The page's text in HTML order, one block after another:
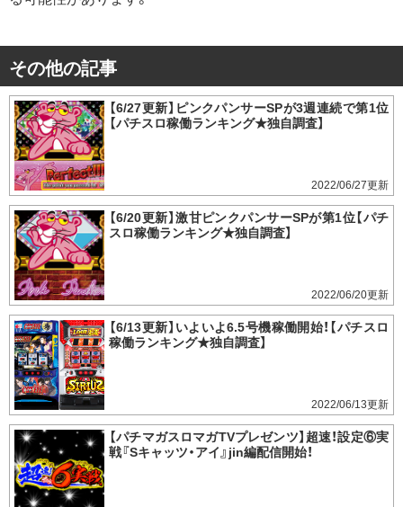
その他の記事
【6/27更新】ピンクパンサーSPが3週連続で第1位
【パチスロ稼働ランキング★独自調査】
2022/06/27
【6/20更新】激甘ピンクパンサーSPが第1位【パチ
スロ稼働ランキング★独自調査】
2022/06/20
【6/13更新】いよいよ6.5号機稼働開始！【パチスロ
稼働ランキング★独自調査】
2022/06/13
【パチマガスロマガTVプレゼンツ】超速！設定⑥実
戦『Sキャッツ・アイ』jin編配信開始！